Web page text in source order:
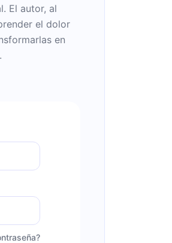
El autor, al
el dolor
en